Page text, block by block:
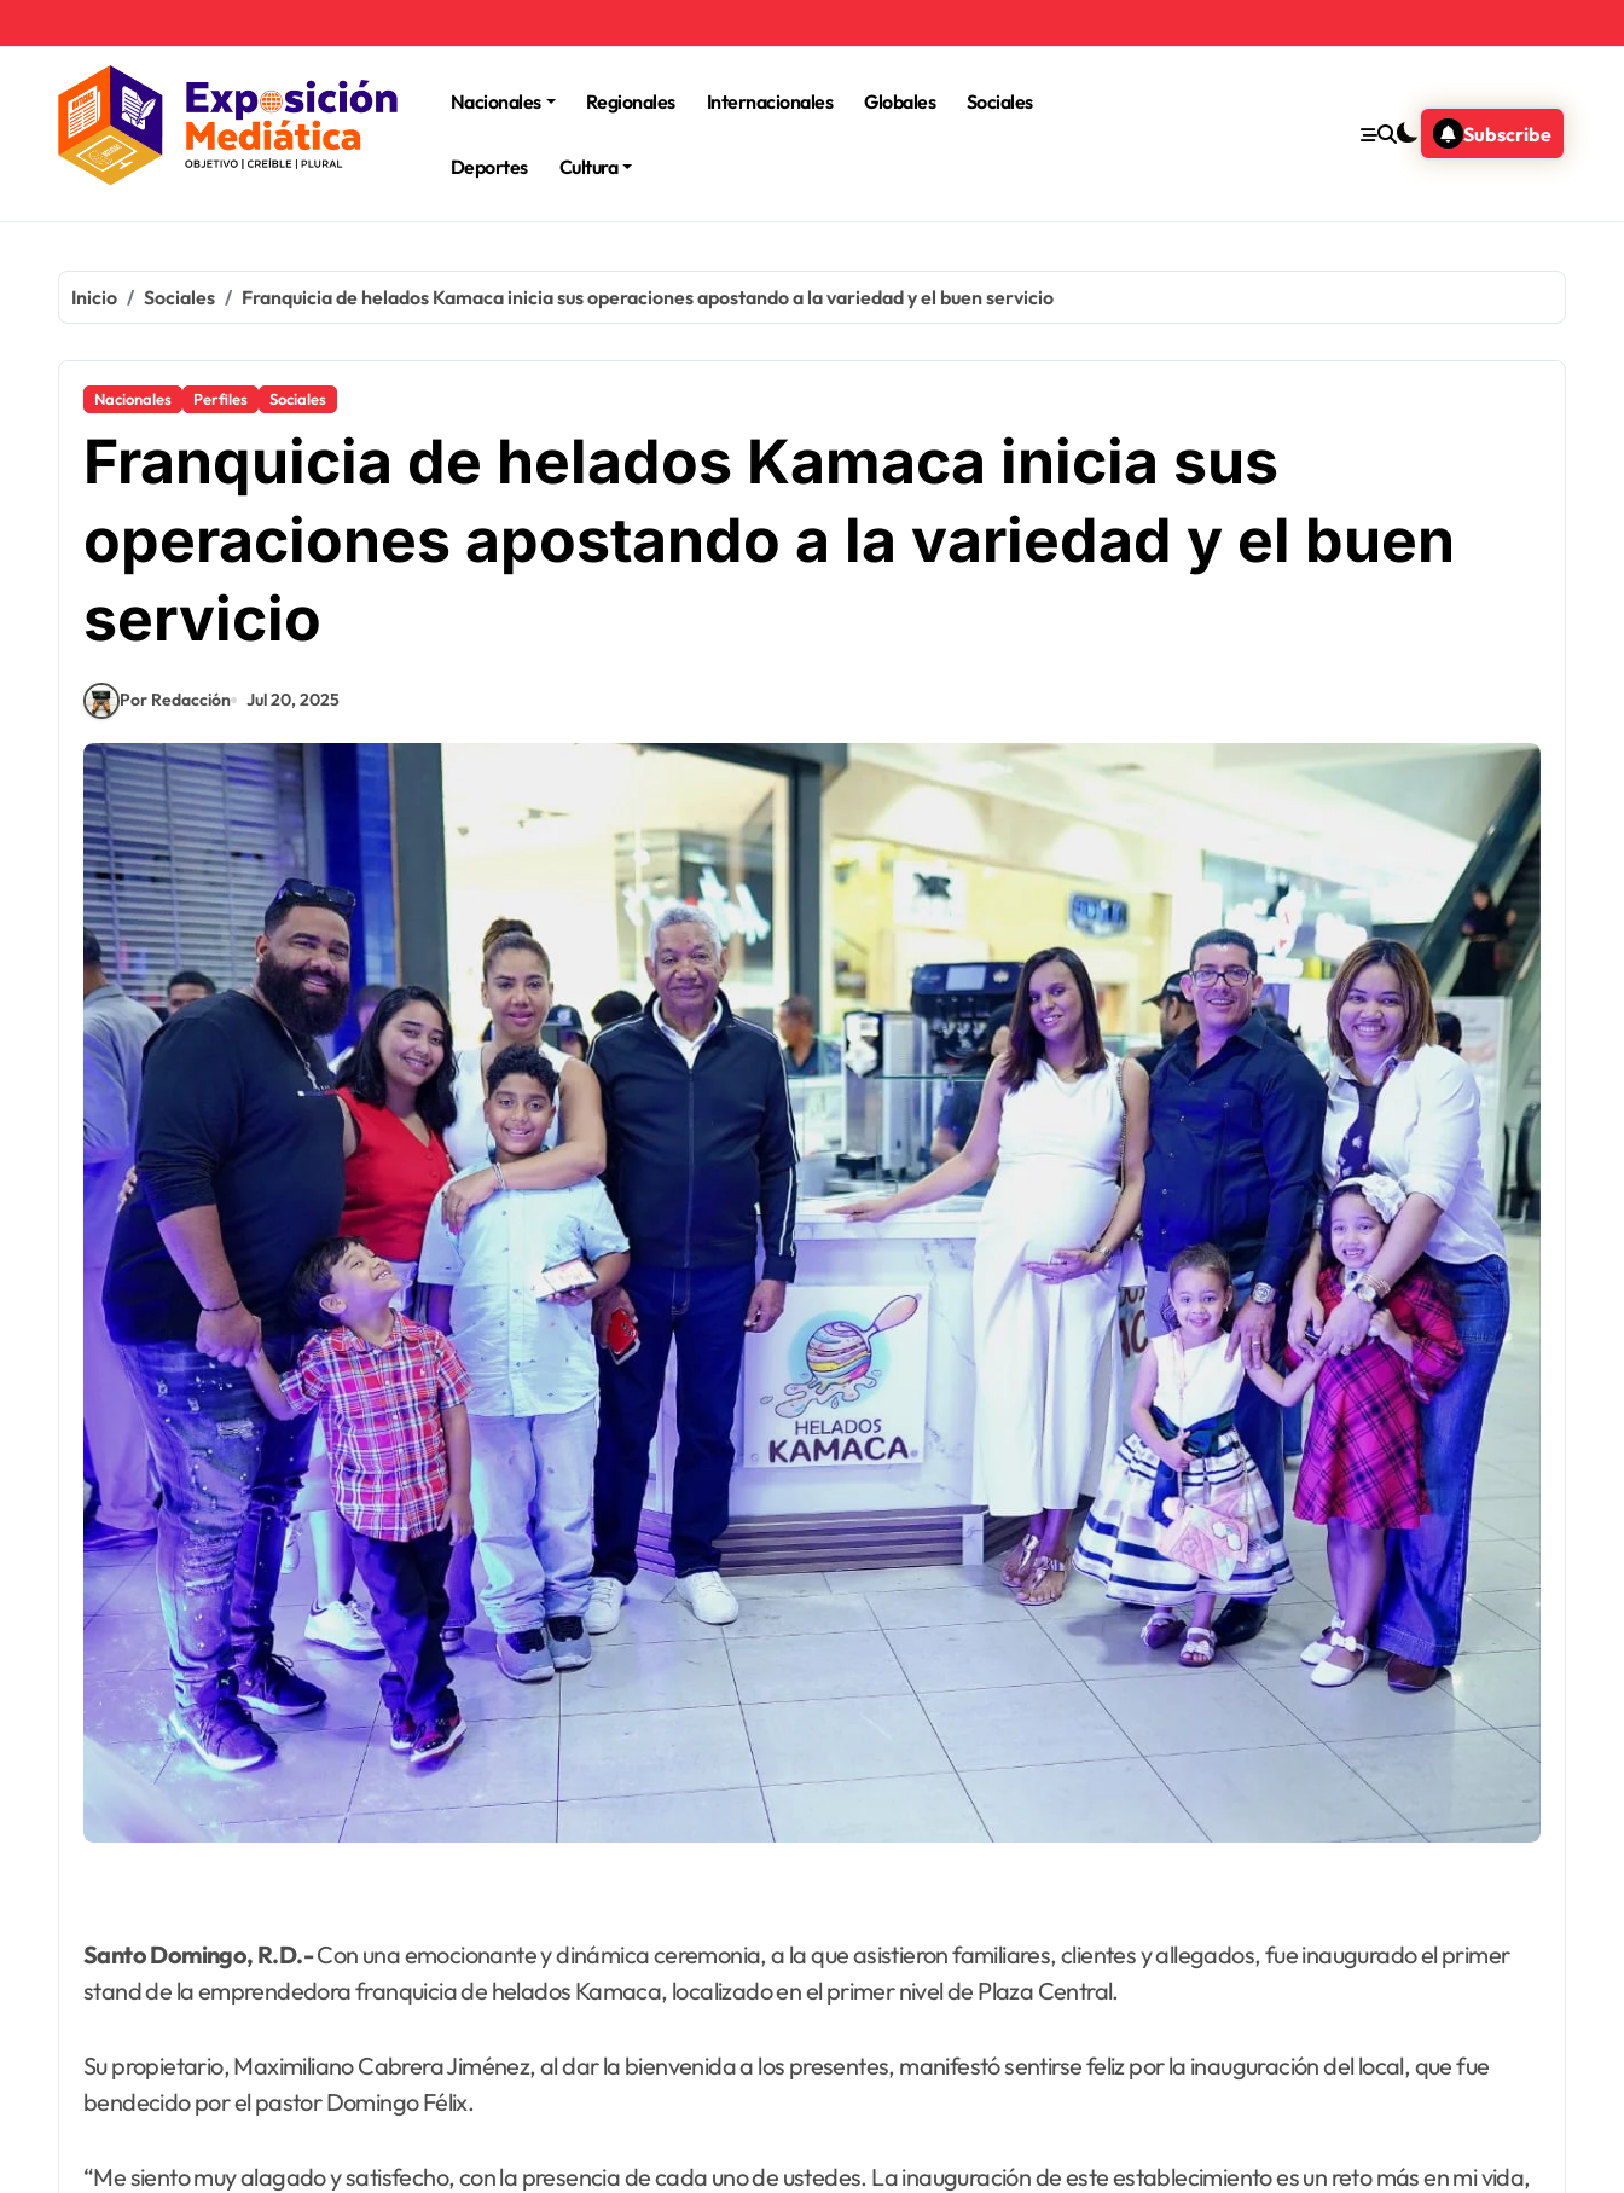
Nacionales
Regionales Internacionales Globales Sociales
Deportes Cultura
Subscribe
Inicio Sociales Franquicia de helados Kamaca inicia sus operaciones apostando a la variedad y el buen servicio
Nacionales Perfiles Sociales
Franquicia de helados Kamaca inicia sus
operaciones apostando a la variedad y el buen
servicio
Por Redacción Jul 20, 2025
Santo Domingo, R.D.-Con una emocionante y dinámica ceremonia, a la que asistieron familiares, clientes y allegados, fue inaugurado el primer
stand de la emprendedora franquicia de helados Kamaca, localizado en el primer nivel de Plaza Central.
Su propietario, Maximiliano Cabrera Jiménez, al dar la bienvenida a los presentes, manifestó sentirse feliz por la inauguración del local, que fue
bendecido por el pastor Domingo Félix.
“Me siento muy alagado y satisfecho, con la presencia de cada uno de ustedes. La inauguración de este establecimiento es un reto más en mi vida,